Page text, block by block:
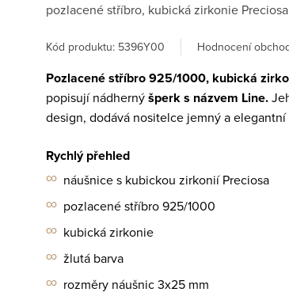
pozlacené stříbro, kubická zirkonie Preciosa
Kód produktu: 5396Y00 Hodnocení
Pozlacené stříbro 925/1000, kubická
popisují nádhernýšperk s názvem Line.
design, dodává nositelce jemný a
Rychlý přehled
∞ náušnice s kubickou zirkonií Preciosa
∞ pozlacené stříbro 925/1000
∞ kubická zirkonie
∞ žlutá barva
∞ rozměry náušnic 3x25 mm